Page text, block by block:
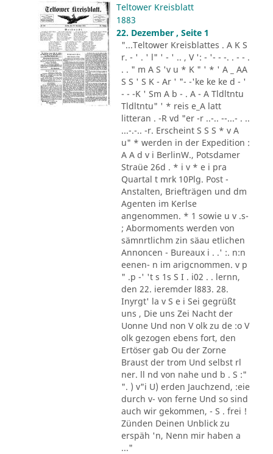
Teltower Kreisblatt
1883
22. Dezember , Seite 1
"...Teltower Kreisblattes . A K S
r. - ' . ' l" ' - ' .. , V ': - '- - -. . - - .
. . " m A S 'v u * K " ' * ' A _ AA
S S ' S K - Ar ' "- -'ke ke ke d - '
- - -K ' Sm A b - . A - A Tldltntu
Tldltntu" ' * reis e_A latt
litteran . -R vd "er -r ..-.. --...- . ..
...-.-.. -r. Erscheint S S S * v A
u" * werden in der Expedition :
A A d v i BerlinW., Potsdamer
Straüe 26d . * i v * e i pra
Quartal t mrk 10Plg. Post -
Anstalten, Briefträgen und dm
Agenten im Kerlse
angenommen. * 1 sowie u v .s-
; Abormoments werden von
sämnrtlichm zin säau etlichen
Annoncen - Bureaux i . .' :. n:n
eenen- n im arigcnommen. v p
" .p -' 't s 1s S I . i02 . . lernn,
den 22. ieremder l883. 28.
Inyrgt' la v S e i Sei gegrüßt
uns , Die uns Zei Nacht der
Uonne Und non V olk zu de :o V
olk gezogen ebens fort, den
Ertöser gab Ou der Zorne
Braust der trom Und selbst rl
ner. ll nd von nahe und b . S :"
". ) v"i U) erden Jauchzend, :eie
durch v- von ferne Und so sind
auch wir gekommen, - S . frei !
Zünden Deinen Unblick zu
erspäh 'n, Nenn mir haben a
..."